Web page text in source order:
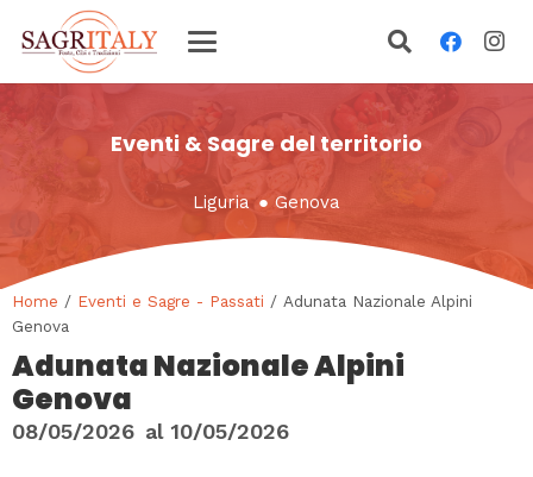
Eventi & Sagre del territorio
Liguria ●Genova
Home / Eventi e Sagre - Passati / Adunata Nazionale Alpini
Genova
Adunata Nazionale Alpini
Genova
08/05/2026 al 10/05/2026